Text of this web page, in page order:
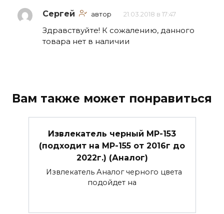
Сергей автор 21.03.2018 в 17:47
Здравствуйте! К сожалению, данного
товара нет в наличии
Вам также может понравиться
Извлекатель черный МР-153
(подходит на МР-155 от 2016г до
2022г.) (Аналог)
Извлекатель Аналог черного цвета
подойдет на